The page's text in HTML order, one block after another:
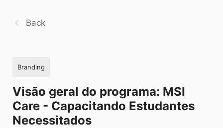
Back
Branding
Visão geral do programa: MSI
Care - Capacitando Estudantes
Necessitados